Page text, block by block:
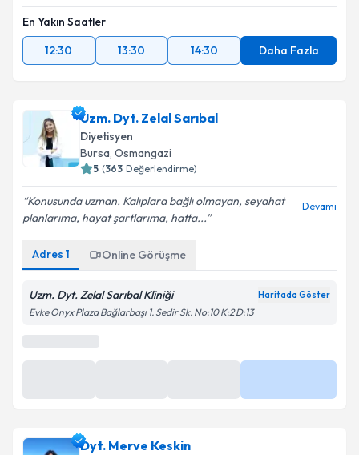
En Yakın Saatler
12:30
13:30 14:30 Daha Fazla
Uzm. Dyt. Zelal Sarıbal
Diyetisyen
Bursa, Osmangazi
5 (363 Değerlendirme)
Konusunda uzman. Kalıplara bağlı olmayan, seyahat
planlarıma, hayat şartlarıma, hatta...
Devamı
Adres 1 Online Görüşme
Uzm. Dyt. Zelal Sarıbal Kliniği Haritada Göster
Evke Onyx Plaza Bağlarbaşı 1. Sedir Sk. No:10 K:2 D:13
En Yakın Saatler